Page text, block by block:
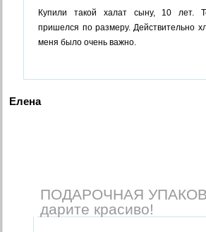
Купили такой халат сыну, 10 лет.
пришелся по размеру. Действительно
меня было очень важно.
Елена
ПОДАРОЧНАЯ
дарите красиво!